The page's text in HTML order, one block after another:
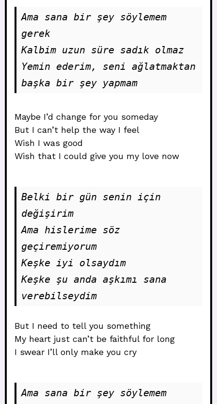
Ama sana bir şey söylemem
gerek
Kalbim uzun süre sadık olmaz
Yemin ederim, seni ağlatmaktan
başka bir şey yapmam
Maybe I’d change for you someday
But I can’t help the way I feel
Wish I was good
Wish that I could give you my love now
Belki bir gün senin için
değişirim
Ama hislerime söz
geçiremiyorum
Keşke iyi olsaydım
Keşke şu anda aşkımı sana
verebilseydim
But I need to tell you something
My heart just can’t be faithful for long
I swear I’ll only make you cry
Ama sana bir şey söylemem